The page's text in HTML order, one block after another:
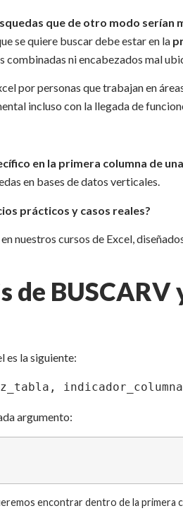
que de otro modo serían
se quiere buscar debe estar en la
combinadas ni encabezados mal
por personas que trabajan en
incluso con la llegada de
en la primera columna de
en bases de datos verticales.
prácticos y casos reales?
nuestros cursos de Excel,
de
es la siguiente:
argumento:
encontrar dentro de la primera